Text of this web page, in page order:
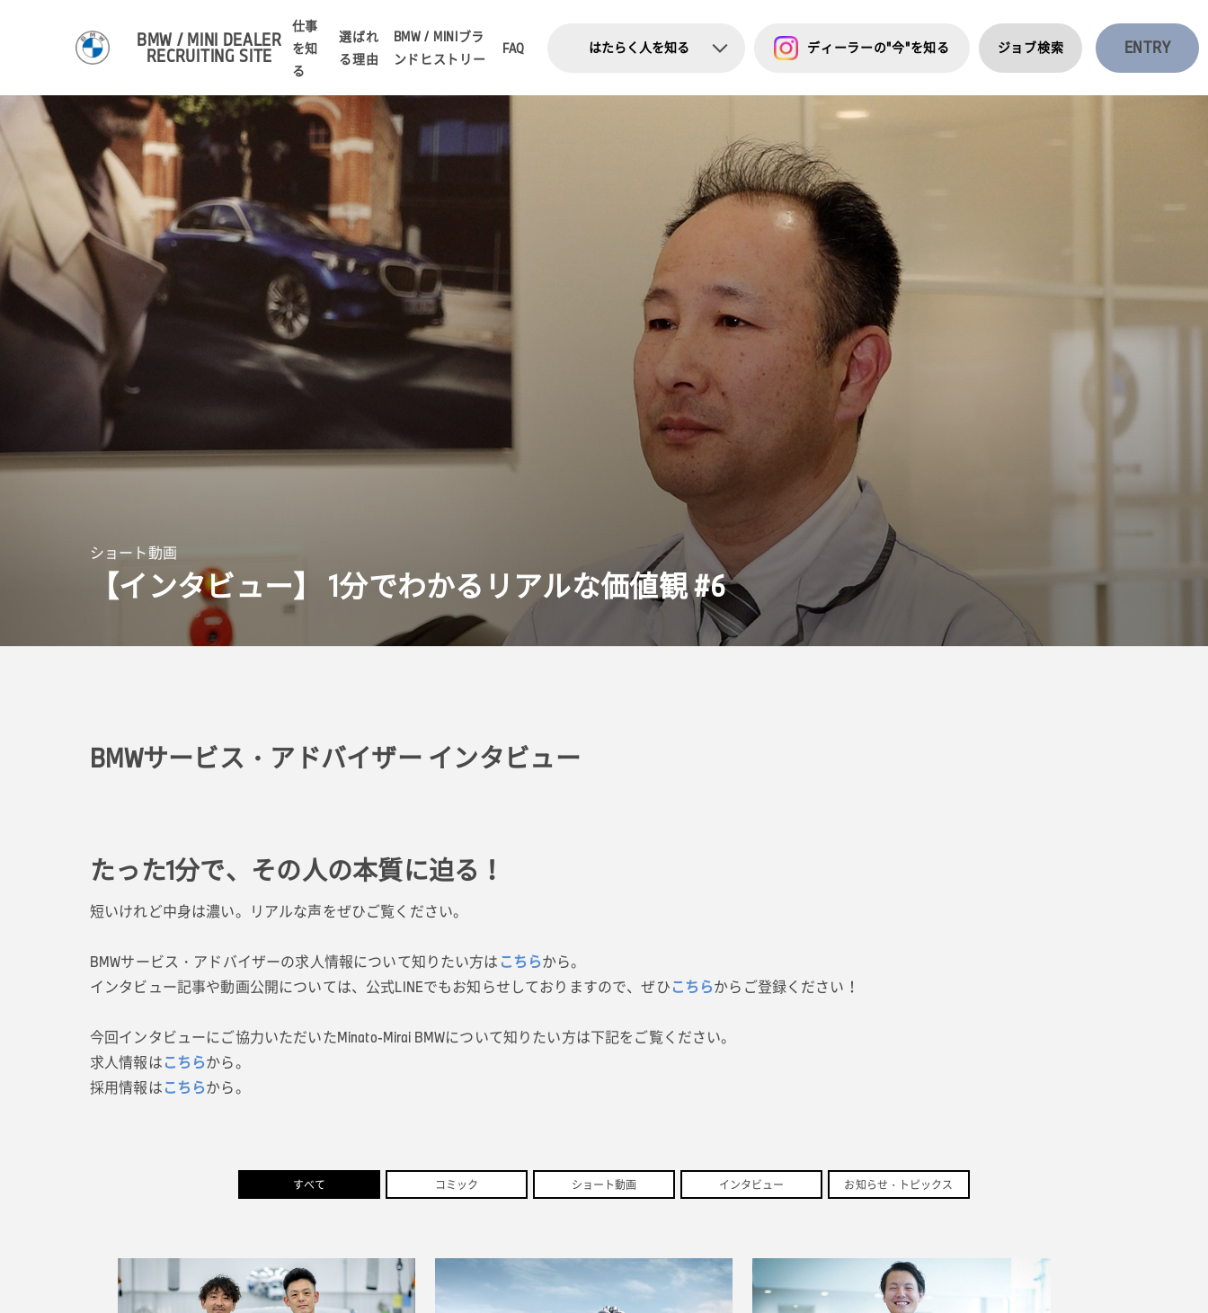
BMW / MINI DEALER
RECRUITING SITE
仕事
を知
る
選ばれ
る理由
BMW / MINIブラ
ンドヒストリー
FAQ はたらく人を知る
お知らせ・トピックス
ディーラーの"今"を知る ジョブ検索 ENTRY
ショート動画
【インタビュー】 1分でわかるリアルな価値観 #6
BMWサービス・アドバイザー インタビュー
たった1分で、その人の本質に迫る！
短いけれど中身は濃い。リアルな声をぜひご覧ください。
BMWサービス・アドバイザーの求人情報について知りたい方は こちらから。
インタビュー記事や動画公開については、公式LINEでもお知らせしておりますので、ぜひこちらからご登録ください！
今回インタビューにご協力いただいたMinato-Mirai BMWについて知りたい方は下記をご覧ください。
求人情報はこちらから。
採用情報はこちらから。
すべて コミック ショート動画 インタビュー お知らせ・トピックス